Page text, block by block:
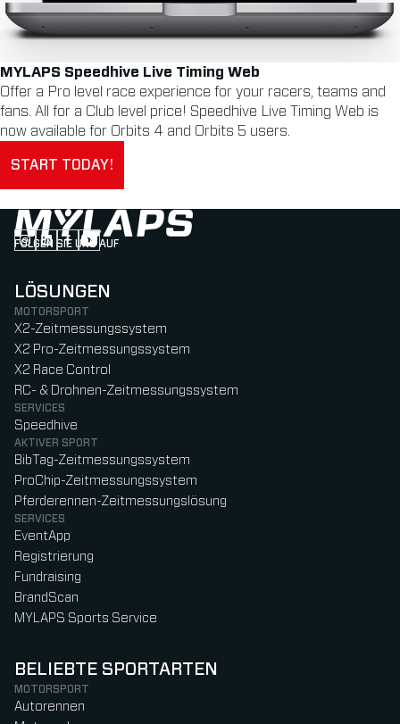
MYLAPS Speedhive Live Timing Web
Offer a Pro level race experience for your racers, teams and
fans. All for a Club level price! Speedhive Live Timing Web is
now available for Orbits 4 and Orbits 5 users.
START TODAY!
FOLGEN SIE UNS AUF
Follow us on Instagram (Opens in new tab)
Follow us on LinkedIn (Opens in new tab)
Follow us on Facebook (Opens in new tab)
Follow us on YouTube (Opens in new tab)
LÖSUNGEN
MOTORSPORT
X2-Zeitmessungssystem
X2 Pro-Zeitmessungssystem
X2 Race Control
RC- & Drohnen-Zeitmessungssystem
SERVICES
Speedhive
AKTIVER SPORT
BibTag-Zeitmessungssystem
ProChip-Zeitmessungssystem
Pferderennen-Zeitmessungslösung
SERVICES
EventApp
Registrierung
Fundraising
BrandScan
MYLAPS Sports Service
BELIEBTE SPORTARTEN
MOTORSPORT
Autorennen